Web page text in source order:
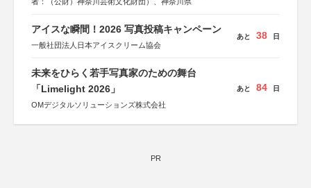
アイスな瞬間！2026 写真投稿キャンペーン
一般社団法人日本アイスクリーム協会
あと 38 日
未来をひらく若手写真家のための舞台
「Limelight 2026」
OMデジタルソリューションズ株式会社
あと 84 日
PR